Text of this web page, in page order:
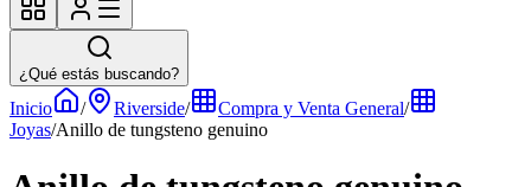
¿Qué estás buscando?
Inicio / Riverside/ Compra y Venta General/
Joyas/Anillo de tungsteno genuino